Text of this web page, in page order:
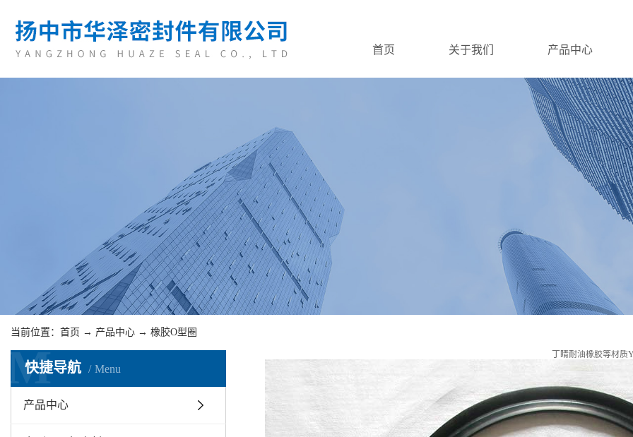
首页 关于我们 产品中心
当前位置： 首页 → 产品中心 → 橡胶O型圈
快捷导航 Menu
M
产品中心
丁睛耐油橡胶等材质